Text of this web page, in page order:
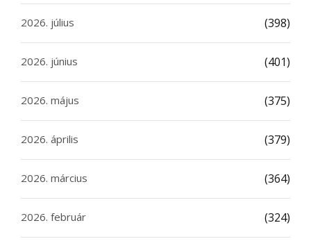
2026. július (398)
2026. június (401)
2026. május (375)
2026. április (379)
2026. március (364)
2026. február (324)